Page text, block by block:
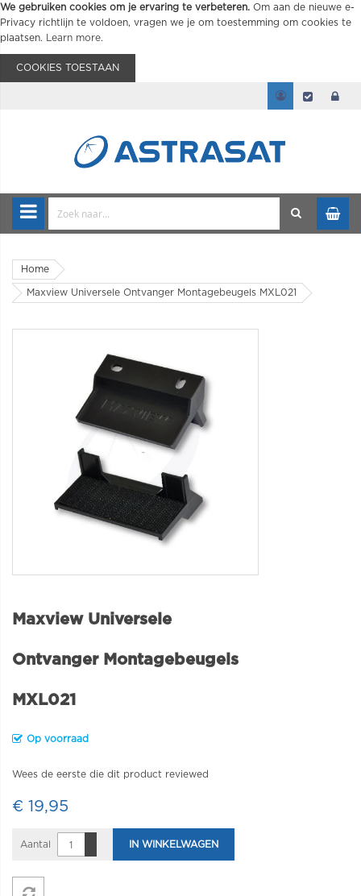
We gebruiken cookies om je ervaring te verbeteren. Om aan de nieuwe e-
Privacy richtlijn te voldoen, vragen we je om toestemming om cookies te
plaatsen.
Learn more.
COOKIES TOESTAAN
Home
Maxview Universele Ontvanger Montagebeugels MXL021
Maxview Universele
Ontvanger Montagebeugels
MXL021
Op voorraad
Wees de eerste die dit product reviewed
€ 19,95
Aantal IN WINKELWAGEN